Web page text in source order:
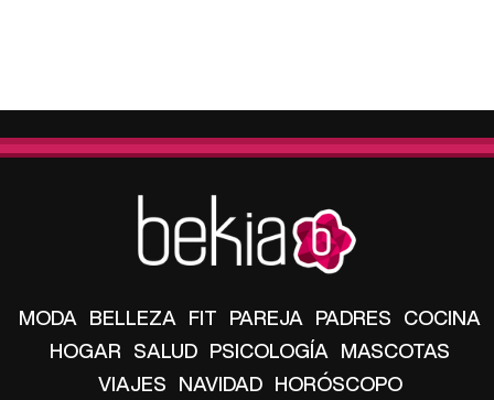
MODA BELLEZA FIT PAREJA PADRES COCINA
HOGAR SALUD PSICOLOGÍA MASCOTAS
VIAJES NAVIDAD HORÓSCOPO